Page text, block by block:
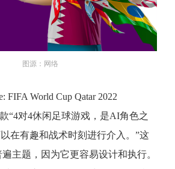
图源：网络
FIFA World Cup Qatar 2022
“4对4休闲足球游戏，是AI角色之
在有趣和战术时刻进行介入。”这
主题，因为它更容易设计和执行。